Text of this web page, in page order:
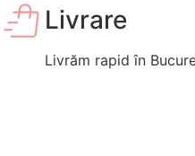
Livrare
Livrăm rapid în